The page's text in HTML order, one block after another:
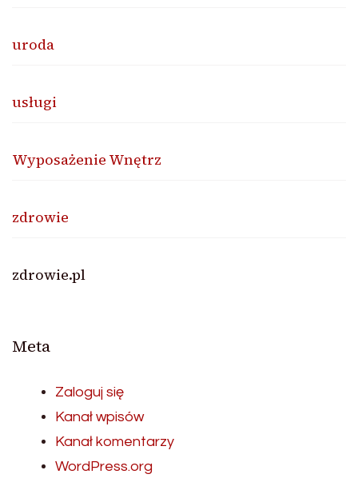
uroda
usługi
Wyposażenie Wnętrz
zdrowie
zdrowie.pl
Meta
Zaloguj się
Kanał wpisów
Kanał komentarzy
WordPress.org